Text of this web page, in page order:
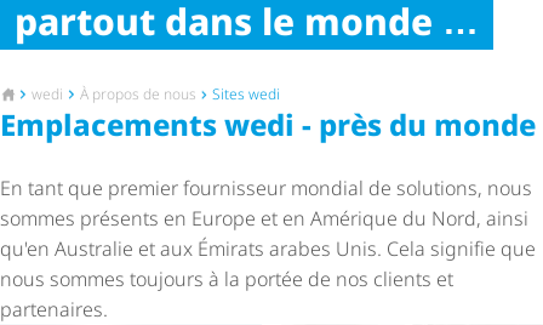
partout dans le monde
Vers la page d'accueil
wedi À propos de nous Sites wedi
Emplacements wedi - près du monde
En tant que premier fournisseur mondial de solutions, nous
sommes présents en Europe et en Amérique du Nord, ainsi
qu'en Australie et aux Émirats arabes Unis. Cela signifie que
nous sommes toujours à la portée de nos clients et
partenaires.